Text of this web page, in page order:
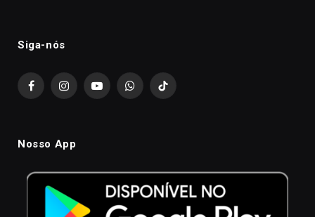
Siga-nós
FacebookInstagramYouTubeWhatsAppTikTok
Nosso App